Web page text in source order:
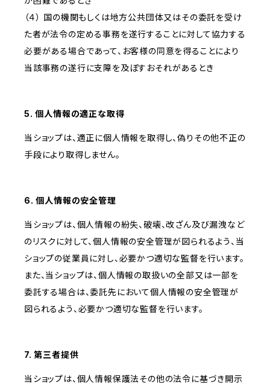
（４） 国の機関もしくは地方公共団体又はその委託を受け
た者が法令の定める事務を遂行することに対して協力する
必要がある場合であって、お客様の同意を得ることにより
当該事務の遂行に支障を及ぼすおそれがあるとき
5. 個人情報の適正な取得
当ショップは、適正に個人情報を取得し、偽りその他不正の
手段により取得しません。
6. 個人情報の安全管理
当ショップは、個人情報の紛失、破壊、改ざん及び漏洩など
のリスクに対して、個人情報の安全管理が図られるよう、当
ショップの従業員に対し、必要かつ適切な監督を行います。
また、当ショップは、個人情報の取扱いの全部又は一部を
委託する場合は、委託先において個人情報の安全管理が
図られるよう、必要かつ適切な監督を行います。
7. 第三者提供
当ショップは、個人情報保護法その他の法令に基づき開示